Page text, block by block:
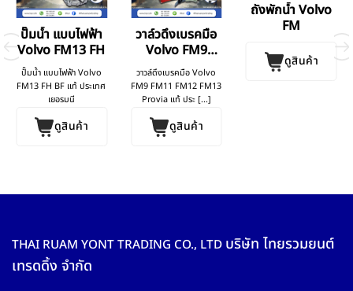
ปั๊มน้ำ แบบไฟฟ้า
Volvo FM13 FH
ปั๊มน้ำ แบบไฟฟ้า Volvo
FM13 FH BF แท้ ประเทศ
เยอรมนี
ดูสินค้า
วาล์วดึงเบรคมือ
Volvo FM9
FM11 FM12
FM13
วาวล์ดึงเบรคมือ Volvo
FM9 FM11 FM12 FM13
Provia แท้ ประ [...]
ดูสินค้า
ถังพักน้ำ Volvo
FM
ดูสินค้า
THAI RUAM YONT TRADING CO., LTD บริษัท ไทยรวมยนต์
เทรดดิ้ง จำกัด